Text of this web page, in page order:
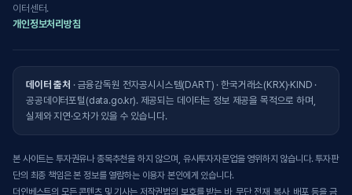
이터센터.
개인정보처리방침
데이터 출처 · 금융감독원 전자공시시스템(DART) · 한국거래소(KRX)·KIND ·
공공데이터포털(data.go.kr). 제공되는 데이터는 정보 제공을 목적으로 하며,
실제와 지연·오차가 있을 수 있습니다.
본 사이트는 투자권유나 종목추천을 하지 않으며, 유사투자자문업을 영위하지 않습니다. 투자판
단의 최종 책임은 본 정보를 열람하는 이용자 본인에게 있습니다.
더인베스트의 모든 콘텐츠 및 기사는 저작권법의 보호를 받는 바, 무단 전재, 복사, 배포 등을 금